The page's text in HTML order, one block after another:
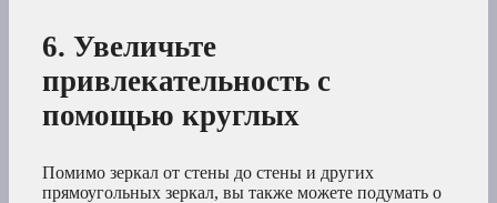
6. Увеличьте
привлекательность с
помощью круглых
Помимо зеркал от стены до стены и других
прямоугольных зеркал, вы также можете подумать о